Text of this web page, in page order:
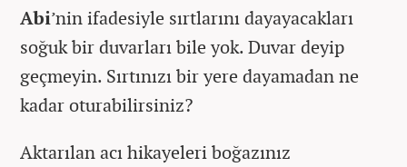
Abi’nin ifadesiyle sırtlarını dayayacakları
soğuk bir duvarları bile yok. Duvar deyip
geçmeyin. Sırtınızı bir yere dayamadan ne
kadar oturabilirsiniz?
Aktarılan acı hikayeleri boğazınız